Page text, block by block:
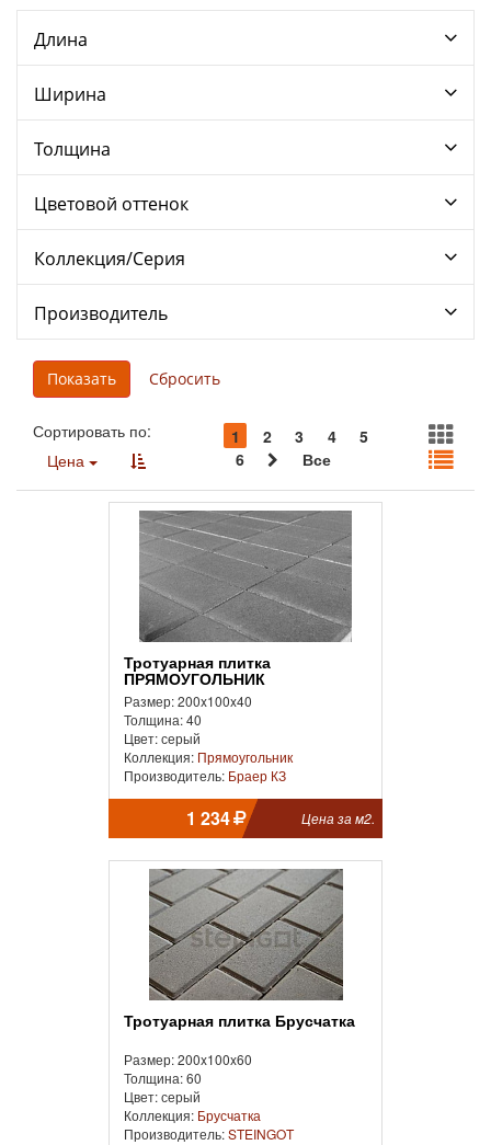
Длина
Ширина
Толщина
Цветовой оттенок
Коллекция/Серия
Производитель
Сортировать по:
Цена
1 2 3 4
5
6
Все
Тротуарная плитка
ПРЯМОУГОЛЬНИК
Размер: 200x100x40
Толщина: 40
Цвет: серый
Коллекция: Прямоугольник
Производитель: Браер КЗ
1 234 Цена за м2.
Тротуарная плитка Брусчатка
Размер: 200x100x60
Толщина: 60
Цвет: серый
Коллекция: Брусчатка
Производитель:STEINGOT